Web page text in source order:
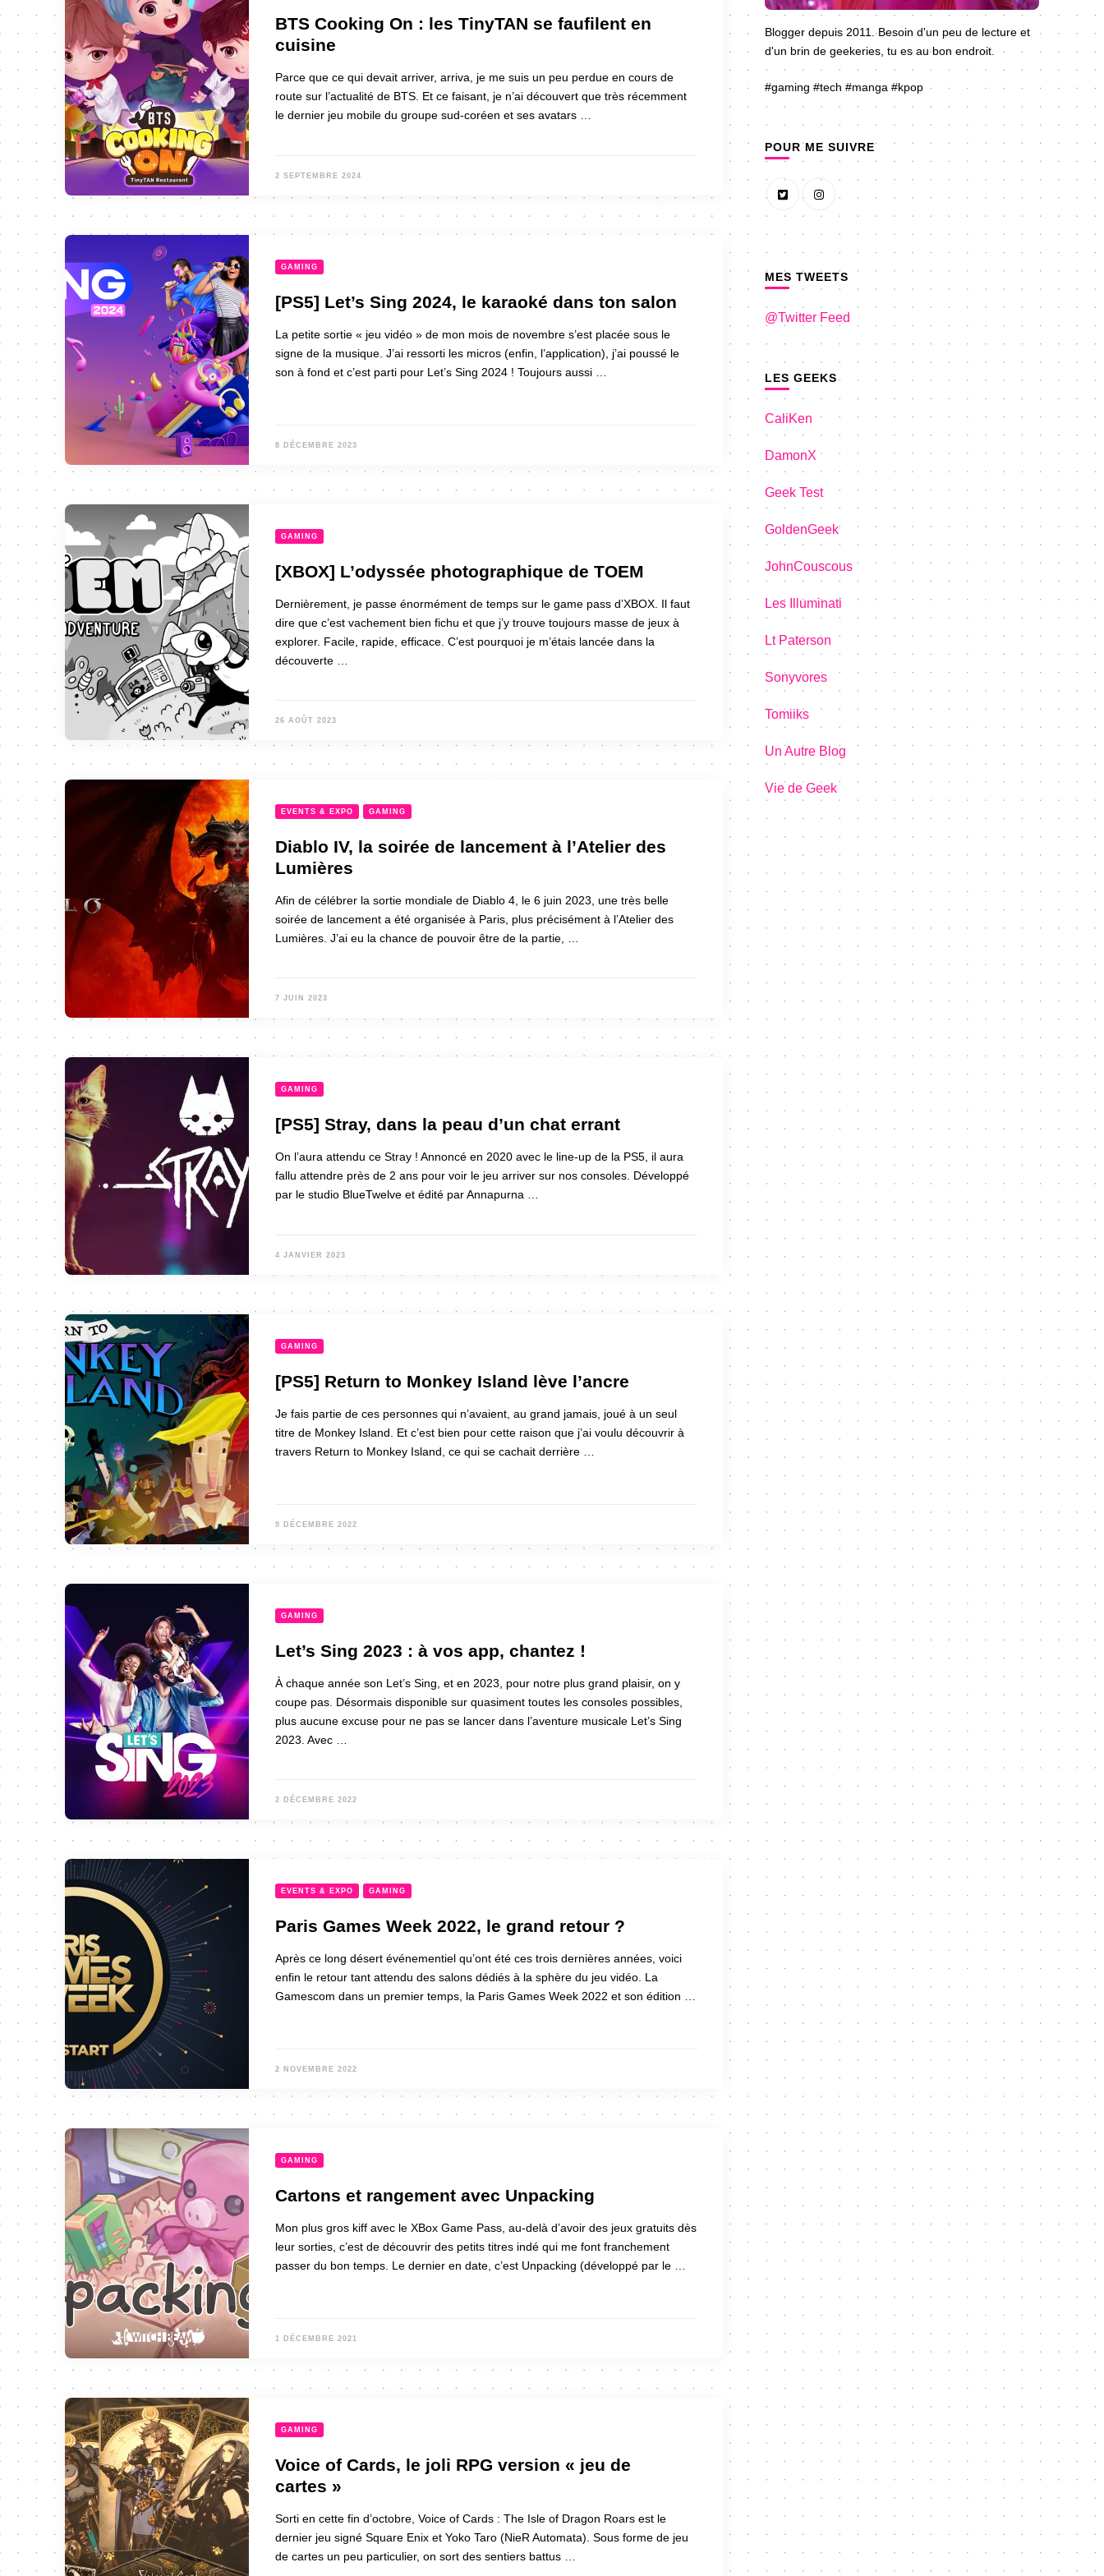
BTS Cooking On : les TinyTAN se faufilent en
cuisine
Parce que ce qui devait arriver, arriva, je me suis un peu perdue en cours de
route sur l’actualité de BTS. Et ce faisant, je n’ai découvert que très récemment
le dernier jeu mobile du groupe sud-coréen et ses avatars …
2 SEPTEMBRE 2024
GAMING
[PS5] Let’s Sing 2024, le karaoké dans ton salon
La petite sortie « jeu vidéo » de mon mois de novembre s’est placée sous le
signe de la musique. J’ai ressorti les micros (enfin, l’application), j’ai poussé le
son à fond et c’est parti pour Let’s Sing 2024 ! Toujours aussi …
8 DÉCEMBRE 2023
GAMING
[XBOX] L’odyssée photographique de TOEM
Dernièrement, je passe énormément de temps sur le game pass d’XBOX. Il faut
dire que c’est vachement bien fichu et que j’y trouve toujours masse de jeux à
explorer. Facile, rapide, efficace. C’est pourquoi je m’étais lancée dans la
découverte …
26 AOÛT 2023
EVENTS & EXPO GAMING
Diablo IV, la soirée de lancement à l’Atelier des
Lumières
Afin de célébrer la sortie mondiale de Diablo 4, le 6 juin 2023, une très belle
soirée de lancement a été organisée à Paris, plus précisément à l’Atelier des
Lumières. J’ai eu la chance de pouvoir être de la partie, …
7 JUIN 2023
GAMING
[PS5] Stray, dans la peau d’un chat errant
On l’aura attendu ce Stray ! Annoncé en 2020 avec le line-up de la PS5, il aura
fallu attendre près de 2 ans pour voir le jeu arriver sur nos consoles. Développé
par le studio BlueTwelve et édité par Annapurna …
4 JANVIER 2023
GAMING
[PS5] Return to Monkey Island lève l’ancre
Je fais partie de ces personnes qui n’avaient, au grand jamais, joué à un seul
titre de Monkey Island. Et c’est bien pour cette raison que j’ai voulu découvrir à
travers Return to Monkey Island, ce qui se cachait derrière …
9 DÉCEMBRE 2022
GAMING
Let’s Sing 2023 : à vos app, chantez !
À chaque année son Let’s Sing, et en 2023, pour notre plus grand plaisir, on y
coupe pas. Désormais disponible sur quasiment toutes les consoles possibles,
plus aucune excuse pour ne pas se lancer dans l’aventure musicale Let’s Sing
2023. Avec …
2 DÉCEMBRE 2022
EVENTS & EXPO GAMING
Paris Games Week 2022, le grand retour ?
Après ce long désert événementiel qu’ont été ces trois dernières années, voici
enfin le retour tant attendu des salons dédiés à la sphère du jeu vidéo. La
Gamescom dans un premier temps, la Paris Games Week 2022 et son édition …
2 NOVEMBRE 2022
GAMING
Cartons et rangement avec Unpacking
Mon plus gros kiff avec le XBox Game Pass, au-delà d’avoir des jeux gratuits dès
leur sorties, c’est de découvrir des petits titres indé qui me font franchement
passer du bon temps. Le dernier en date, c’est Unpacking (développé par le …
1 DÉCEMBRE 2021
GAMING
Voice of Cards, le joli RPG version « jeu de
cartes »
Sorti en cette fin d’octobre, Voice of Cards : The Isle of Dragon Roars est le
dernier jeu signé Square Enix et Yoko Taro (NieR Automata). Sous forme de jeu
de cartes un peu particulier, on sort des sentiers battus …
Blogger depuis 2011. Besoin d'un peu de lecture et
d'un brin de geekeries, tu es au bon endroit.
#gaming #tech #manga #kpop
POUR ME SUIVRE
MES TWEETS
@Twitter Feed
LES GEEKS
CaliKen
DamonX
Geek Test
GoldenGeek
JohnCouscous
Les Illuminati
Lt Paterson
Sonyvores
Tomiiks
Un Autre Blog
Vie de Geek